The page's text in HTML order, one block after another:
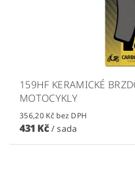
159HF KERAMICKÉ
MOTOCYKLY
356,20 Kč bez DPH
431 Kč / sada